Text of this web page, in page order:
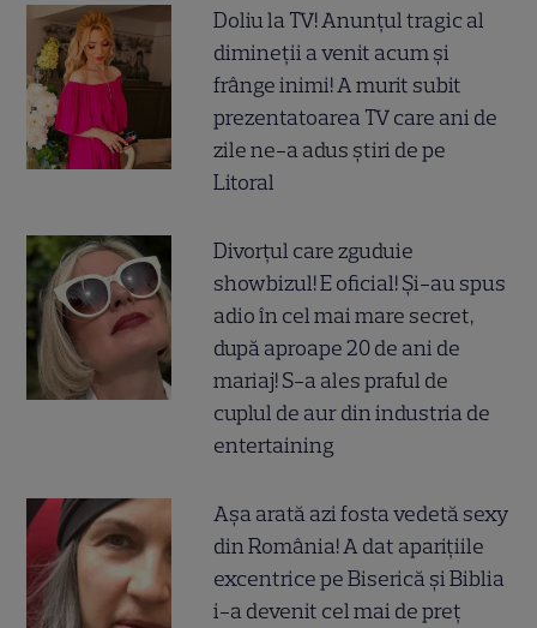
Doliu la TV! Anunțul tragic al
dimineții a venit acum și
frânge inimi! A murit subit
prezentatoarea TV care ani de
zile ne-a adus știri de pe
Litoral
Divorțul care zguduie
showbizul! E oficial! Și-au spus
adio în cel mai mare secret,
după aproape 20 de ani de
mariaj! S-a ales praful de
cuplul de aur din industria de
entertaining
Așa arată azi fosta vedetă sexy
din România! A dat aparițiile
excentrice pe Biserică și Biblia
i-a devenit cel mai de preț